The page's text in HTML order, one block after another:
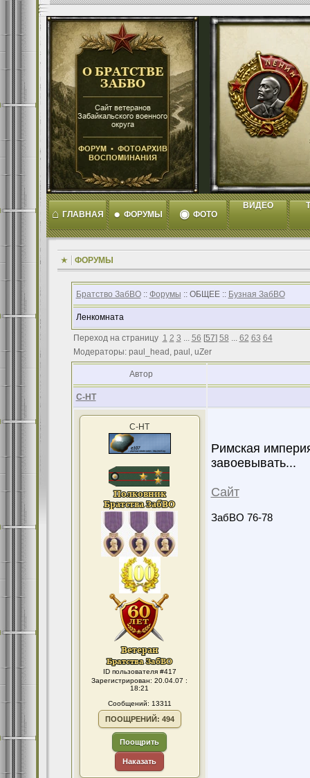
⌂ ГЛАВНАЯ ● ФОРУМЫ ◉ ФОТО
ВИДЕО
ФОРУМЫ
Братство ЗабВО:: Форумы :: ОБЩЕЕ :: Бузная ЗабВО
Ленкомната
Переход на страницу 1 2 3 ... 56 [57] 58 ... 62 63 64
Модераторы: paul_head, paul, uZer
Автор
С-НТ
С-НТ
ID пользователя #417
Зарегистрирован: 20.04.07 :
18:21
Сообщений: 13311
ПООЩРЕНИЙ: 494
Поощрить
Наказать
Римская
завоевывать...
Сайт
ЗабВО 76-78